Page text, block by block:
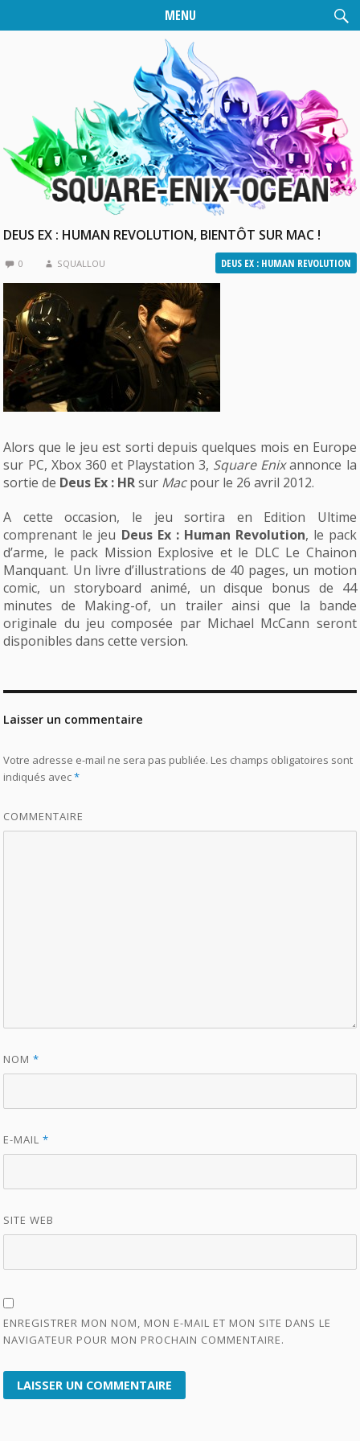
MENU
DEUS EX : HUMAN REVOLUTION, BIENTÔT SUR MAC !
DEUS EX : HUMAN REVOLUTION
0 SQUALLOU
Alors que le jeu est sorti depuis quelques mois en Europe
sur PC, Xbox 360 et Playstation 3, Square Enixannonce la
sortie de Deus Ex : HRsur Macpour le 26 avril 2012.
A cette occasion, le jeu sortira en Edition Ultime
comprenant le jeu Deus Ex : Human Revolution, le pack
d’arme, le pack Mission Explosive et le DLC Le Chainon
Manquant. Un livre d’illustrations de 40 pages, un motion
comic, un storyboard animé, un disque bonus de 44
minutes de Making-of, un trailer ainsi que la bande
originale du jeu composée par Michael McCann seront
disponibles dans cette version.
Laisser un commentaire
Votre adresse e-mail ne sera pas publiée. Les champs obligatoires sont
indiqués avec*
COMMENTAIRE
NOM*
E-MAIL*
SITE WEB
ENREGISTRER MON NOM, MON E-MAIL ET MON SITE DANS LE
NAVIGATEUR POUR MON PROCHAIN COMMENTAIRE.